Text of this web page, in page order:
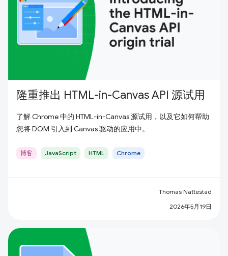
隆重推出 HTML-in-Canvas API 源试用
了解 Chrome 中的 HTML-in-Canvas 源试用，以及它如何帮助
您将 DOM 引入到 Canvas 驱动的应用中。
博客 JavaScript HTML Chrome
Thomas Nattestad
2026年5月19日